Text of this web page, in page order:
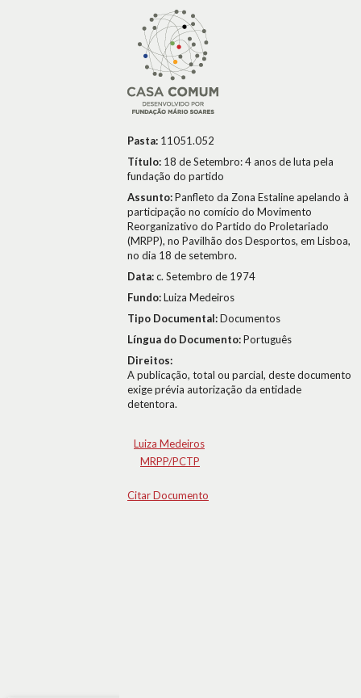
Pasta: 11051.052
Título: 18 de Setembro: 4 anos de luta pela
fundação do partido
Assunto:Panfleto da Zona Estaline apelando à
participação no comício do Movimento
Reorganizativo do Partido do Proletariado
(MRPP), no Pavilhão dos Desportos, em Lisboa,
no dia 18 de setembro.
Data:c. Setembro de 1974
Fundo:Luiza Medeiros
Tipo Documental:Documentos
Língua do Documento:Português
Direitos:
A publicação, total ou parcial, deste documento
exige prévia autorização da entidade
detentora.
Luiza Medeiros
MRPP/PCTP
Citar Documento